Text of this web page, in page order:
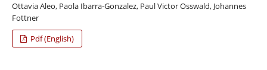
Ottavia Aleo, Paola Ibarra-Gonzalez, Paul Victor Osswald, Johannes
Fottner
Pdf (English)